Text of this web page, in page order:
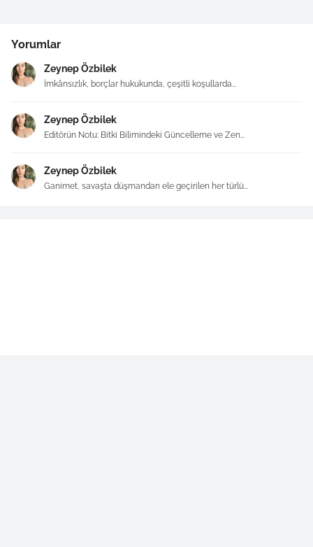
Yorumlar
Zeynep Özbilek
İmkânsızlık, borçlar hukukunda, çeşitli koşullarda...
Zeynep Özbilek
Editörün Notu: Bitki Bilimindeki Güncelleme ve Zen...
Zeynep Özbilek
Ganimet, savaşta düşmandan ele geçirilen her türlü...